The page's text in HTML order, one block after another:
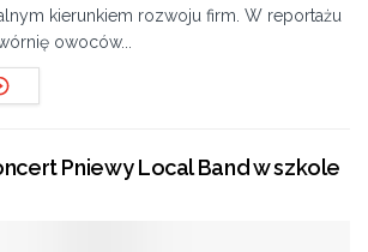
kierunkiem rozwoju firm. W reportażu
owoców...
Pniewy Local Band w szkole